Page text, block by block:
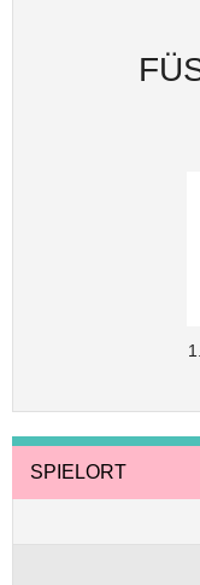
SPIELORT